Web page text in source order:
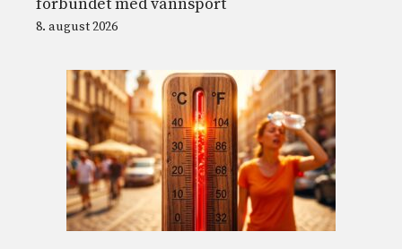
forbundet med vannsport
8. august 2026